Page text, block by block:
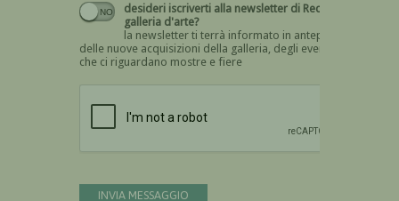
desideri iscriverti alla newsletter di Recta
galleria d'arte?
la newsletter ti terrà informato in anteprima
delle nuove acquisizioni della galleria, degli eventi
che ci riguardano mostre e fiere
INVIA MESSAGGIO